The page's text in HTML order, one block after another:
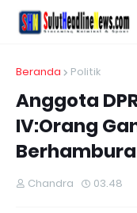
Beranda Politik
Anggota
IV:Orang
Chandra 03.48